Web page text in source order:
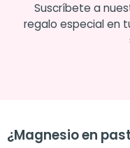
Suscríbete a
regalo especial en
¿Magnesio en